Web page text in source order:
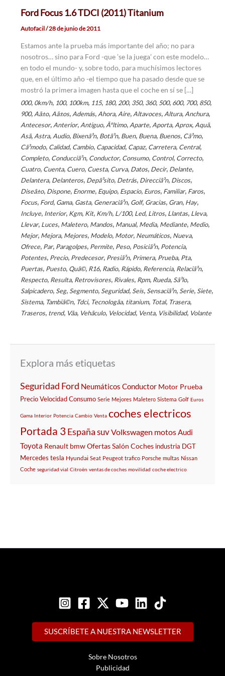
Ford Focus 1.6 TDCI (2011) Titanium
Autofacil/28 de junio de 2011
Estamos ante la prueba más importante del año; no para
nosotros… sino para Ford -que ’se la juega’ con este modelo…
en todo el mundo- y, sobre todo, para muchísimos lectores
que, en el último año -el tiempo que ha pasado desde que se
mostró la primera imagen hasta que el coche en sí se […]
000, 0km/h, 100, 100km, 115, 180, 200, 350, 360, 500, 600, 700, 850,
900, Aã±o, Aã±os, Además, Ahora, Aire, Altavoces, Altura, Anchura,
Antecesor, Anterior, Antiguo, Ãºltimo, Aparte, Aporta, Aprox, Aquã­,
Asã­, Astra, Audio, Bixenã³n, Botã³n, Buen, Buena, Buenos, Cã³mo,
Cã³modo, Calidad, Cambio, Capacidad, Capaz, Carretera, Central,
Completo, Conducciã³n, Conductor, Consumo, Control, Correcto,
Cuatro, Cuenta, Cuero, Cuesta, Curva, Datos, Decir, Delante,
Delantera, Delanteros, Depã³sito, Detrás, Direcciã³n, Discos,
Diseã±o, Dispone, Enorme, Equipo, Espacio, Euros, Familiar, Faros,
Focus, Ford, Gama, Gasta, Generaciã³n, Golf, Gracias, Gran, Hay,
Incluye, Interior, Kgm, Kit, Km/h, L/100, Led, Litros, Llantas, Lleva,
Llevar, Luces, Maletero, Mandos, Manual, Media, Mediante, Medio,
Mejor, Mejora, Mejores, Modelo, Motor, Neumáticos, Nueva,
Ofrece, Par, Paragolpes, Permite, Peso, Posiciã³n, Potencia,
Potentes, Precio, Predecesor, Presiã³n, Primera, Prueba, Pta,
Puertas, Puesto, Quã©, R16, Radio, Rápido, Referencia, Relaciã³n,
Respecto, Resulta, Retrovisores, Rivales, Rpm, Rueda, Sã³lo,
Salpicadero, Seg, Segmento, Seguridad, Seis, Sensaciã³n, Serie, Siete,
Sistema, Tambiã©n, Tdci, Tecnologã­a, titanium, Total, Trasera,
Traseros, trend, Vã­a, Vehã­culo, Velocidad, Venta, Visibilidad, Volante
Explora más etiquetas
Seguridad Ford Neumáticos Conductor Motor Prueba
PrecioVelocidadConsumo Serie Mejores Maletero Sistema Golf Euros
Gama Interior Potencia Cambio Venta coches electricos
Portada 3España suvVolkswagen motos Audi
Toyota Renault bmwOfertasSalón Coches industria DGT
Mercedes tesla Hyundai Seat Peugeot trafico Porsche multas Nissan
Coche seguridad vial Citroën ventas de coches movilidad coche electrico
SUSCRÍBETE A NUESTRA NEWSLETTER
Sobre Nosotros
Publicidad